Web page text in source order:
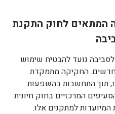
המתאים לחוק התקנת
נועד להבטיח שימוש
החקיקה מתמקדת
תוך התחשבות בהשפעות
המרכזיים בחוק חיונית
המיועדות למתקנים אלו.